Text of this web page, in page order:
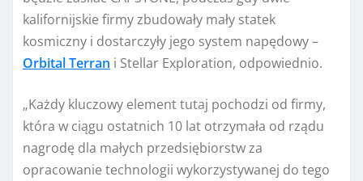
kalifornijskie firmy zbudowały mały statek
kosmiczny i dostarczyły jego system napędowy –
Orbital Terran i Stellar Exploration, odpowiednio.
„Każdy kluczowy element tutaj pochodzi od firmy,
która w ciągu ostatnich 10 lat otrzymała od rządu
nagrodę dla małych przedsiębiorstw za
opracowanie technologii wykorzystywanej do tego